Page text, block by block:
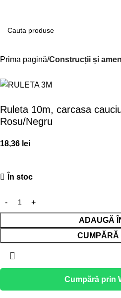
Prima pagină Construcții și
Ruleta 10m, carcasa
Rosu/Negru
18,36 lei
În stoc
ADAUGĂ
CUMPĂRĂ
Cumpără prin